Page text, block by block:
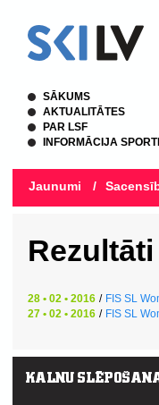
SĀKUMS
AKTUALITĀTES
PAR LSF
INFORMĀCIJA
Jaunumi /
Rezultāti
28 • 02 • 2016 / FIS SL
27 • 02 • 2016 / FIS SL